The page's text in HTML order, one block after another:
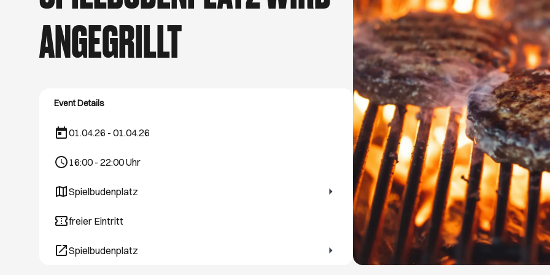
August. Viel Spaß beim Trödeln!
es lieber
darf ein
für Maki,
ANGEGRILLT
Event Details
01.04.26 - 01.04.26
16:00 - 22:00Uhr
Spielbudenplatz
Öffnet ein neues Browser-Tab
freier Eintritt
Spielbudenplatz
Öffnet ein neues Browser-Tab